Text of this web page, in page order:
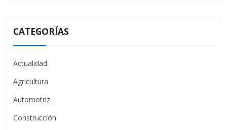
CATEGORÍAS
Actualidad
Agricultura
Automotriz
Construcción